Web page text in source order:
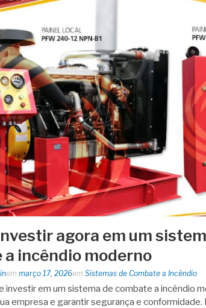
agora em um
a incêndio moderno
em março 17, 2026em Sistemas de Combate a Incêndio
investir em um sistema de combate a incêndio
empresa e garantir segurança e conformidade.